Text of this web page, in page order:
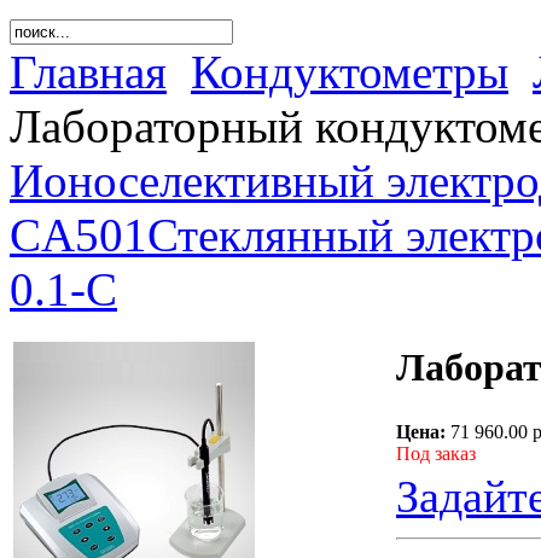
Главная Кондуктометры
Лабораторный
Ионоселективный
CA501 Стеклянный
0.1-C
Цена: 71 960.00
Под заказ